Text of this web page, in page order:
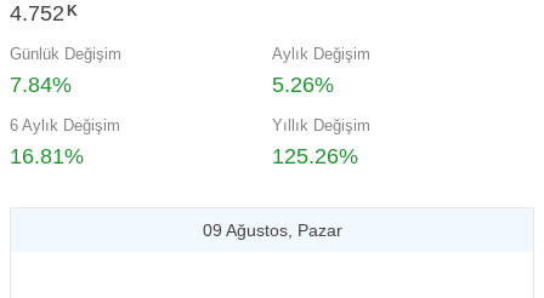
4.752 K
Günlük Değişim
7.84%
Aylık Değişim
5.26%
6 Aylık Değişim
16.81%
Yıllık Değişim
125.26%
09 Ağustos, Pazar